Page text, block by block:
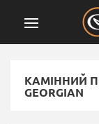
КАМІННИЙ
GEORGIAN